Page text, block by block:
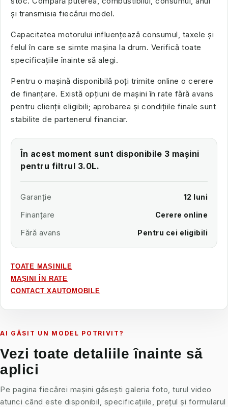
și transmisia fiecărui model.
Capacitatea motorului influențează consumul, taxele și
felul în care se simte mașina la drum. Verifică toate
specificațiile înainte să alegi.
Pentru o mașină disponibilă poți trimite online o cerere
de finanțare. Există opțiuni de mașini în rate fără avans
pentru clienții eligibili; aprobarea și condițiile finale sunt
stabilite de partenerul financiar.
În acest moment sunt disponibile 3 mașini
pentru filtrul 3.0L.
Garanție 12 luni
Finanțare Cerere online
Fără avans Pentru cei eligibili
TOATE MAȘINILE
MAȘINI ÎN RATE
CONTACT XAUTOMOBILE
AI GĂSIT UN MODEL POTRIVIT?
Vezi toate detaliile înainte să
aplici
Pe pagina fiecărei mașini găsești galeria foto, turul video
atunci când este disponibil, specificațiile, prețul și formularul